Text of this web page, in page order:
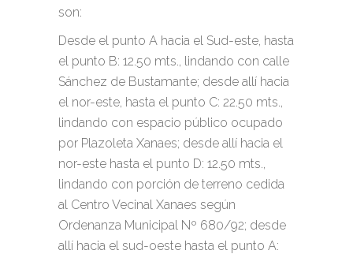
son:
Desde el punto A hacia el Sud-este, hasta
el punto B: 12.50 mts., lindando con calle
Sánchez de Bustamante; desde allí hacia
el nor-este, hasta el punto C: 22.50 mts.,
lindando con espacio público ocupado
por Plazoleta Xanaes; desde allí hacia el
nor-este hasta el punto D: 12.50 mts.,
lindando con porción de terreno cedida
al Centro Vecinal Xanaes según
Ordenanza Municipal Nº 680/92; desde
allí hacia el sud-oeste hasta el punto A: